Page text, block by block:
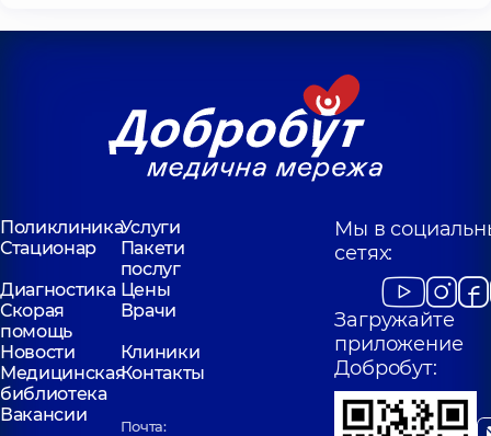
ПоликлиникаУслуги
Стационар
Пакети
послуг
Диагностика Цены
Скорая
помощь
Врачи
Новости
Клиники
Медицинская
библиотека
Контакты
Вакансии
Почта:
Мы в
сетях:
Загружайте
приложение
Добробут: